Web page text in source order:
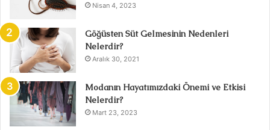
Nisan 4, 2023
Göğüsten Süt Gelmesinin Nedenleri
Nelerdir?
Aralık 30, 2021
Modanın Hayatımızdaki Önemi ve Etkisi
Nelerdir?
Mart 23, 2023